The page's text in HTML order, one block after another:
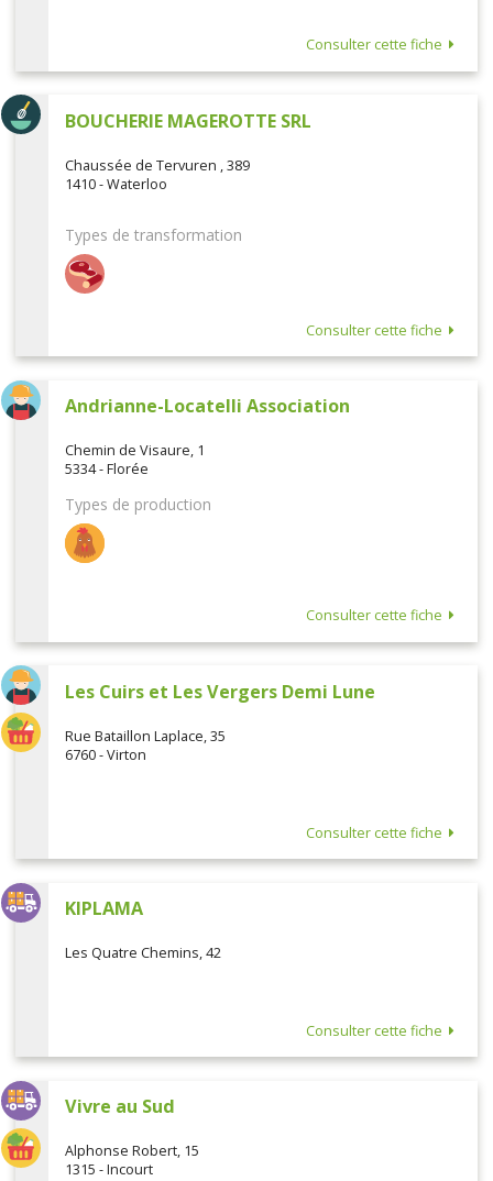
Consulter cette fiche
BOUCHERIE MAGEROTTE SRL
Chaussée de Tervuren , 389
1410 - Waterloo
Types de transformation
Consulter cette fiche
Andrianne-Locatelli Association
Chemin de Visaure, 1
5334 - Florée
Types de production
Consulter cette fiche
Les Cuirs et Les Vergers Demi Lune
Rue Bataillon Laplace, 35
6760 - Virton
Consulter cette fiche
KIPLAMA
Les Quatre Chemins, 42
Consulter cette fiche
Vivre au Sud
Alphonse Robert, 15
1315 - Incourt